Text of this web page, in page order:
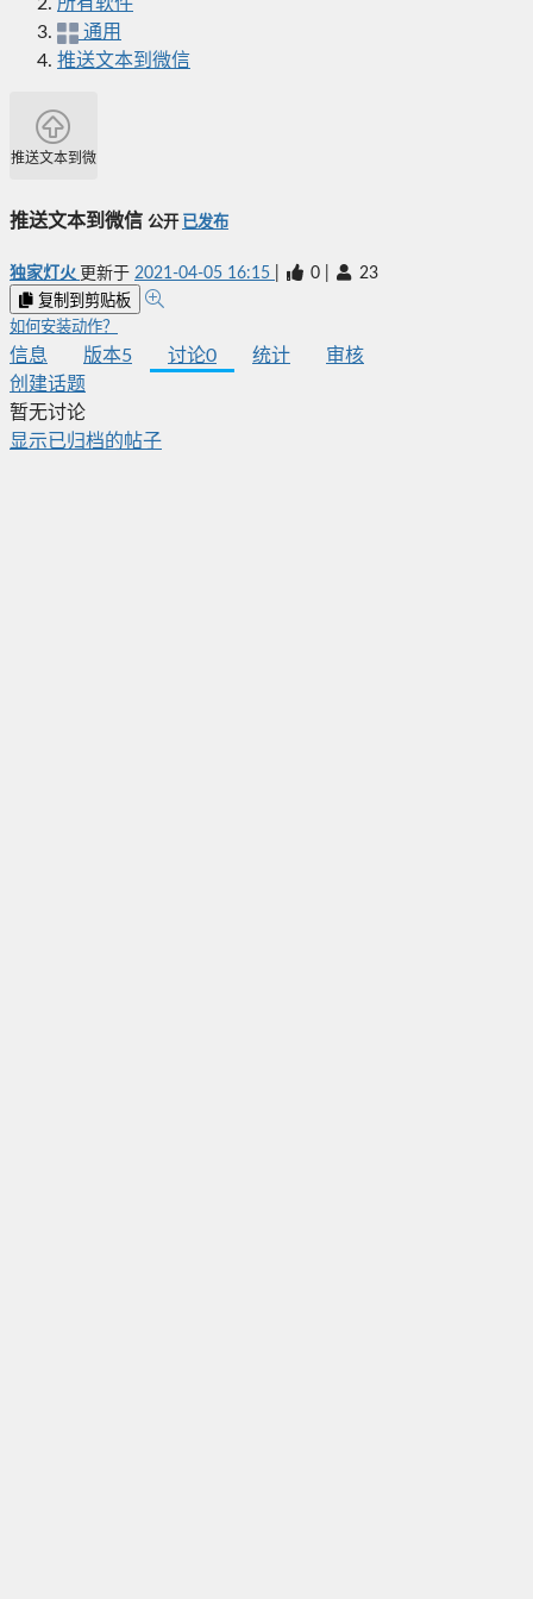
通用
推送文本到微信
推送文本到微信
推送文本到微信 公开 已发布
独家灯火 更新于 2021-04-05 16:15 0 23
复制到剪贴板
如何安装动作？
信息 版本5 讨论0 统计
审核
创建话题
暂无讨论
显示已归档的帖子